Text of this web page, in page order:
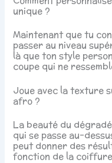
unique ?
Maintenant que tu
passer au niveau
là que ton style
coupe qui ne
Joue avec la texture
afro ?
La beauté du
qui se passe au-
peut donner des
fonction de la